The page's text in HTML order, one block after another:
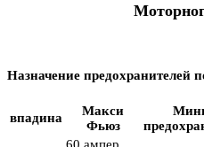
Назначение предохранителей
впадина
Макси
Фьюз